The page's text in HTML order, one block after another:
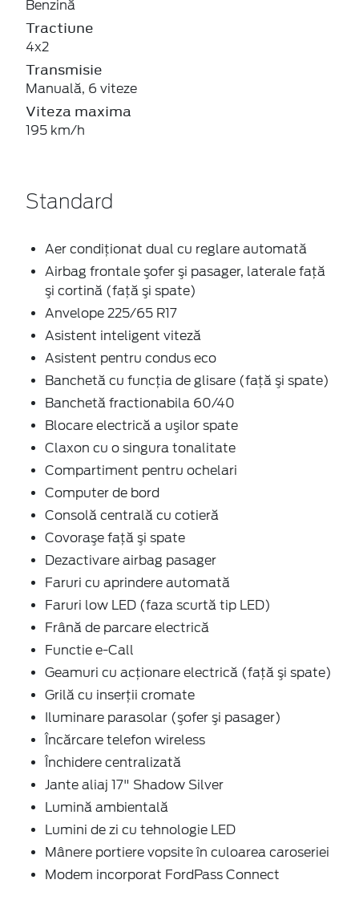
Benzină
Tractiune
4x2
Transmisie
Manuală, 6 viteze
Viteza maxima
195 km/h
Standard
Aer condiţionat dual cu reglare automată
Airbag frontale şofer şi pasager, laterale faţă
şi cortină (faţă şi spate)
Anvelope 225/65 R17
Asistent inteligent viteză
Asistent pentru condus eco
Banchetă cu funcţia de glisare (faţă şi spate)
Banchetă fractionabila 60/40
Blocare electrică a uşilor spate
Claxon cu o singura tonalitate
Compartiment pentru ochelari
Computer de bord
Consolă centrală cu cotieră
Covoraşe faţă şi spate
Dezactivare airbag pasager
Faruri cu aprindere automată
Faruri low LED (faza scurtă tip LED)
Frână de parcare electrică
Functie e-Call
Geamuri cu acţionare electrică (faţă şi spate)
Grilă cu inserţii cromate
Iluminare parasolar (şofer şi pasager)
Încărcare telefon wireless
Închidere centralizată
Jante aliaj 17" Shadow Silver
Lumină ambientală
Lumini de zi cu tehnologie LED
Mânere portiere vopsite în culoarea caroseriei
Modem incorporat FordPass Connect